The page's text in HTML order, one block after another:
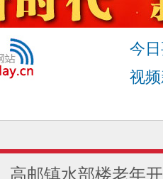
今
视
高邮镇水部楼老年